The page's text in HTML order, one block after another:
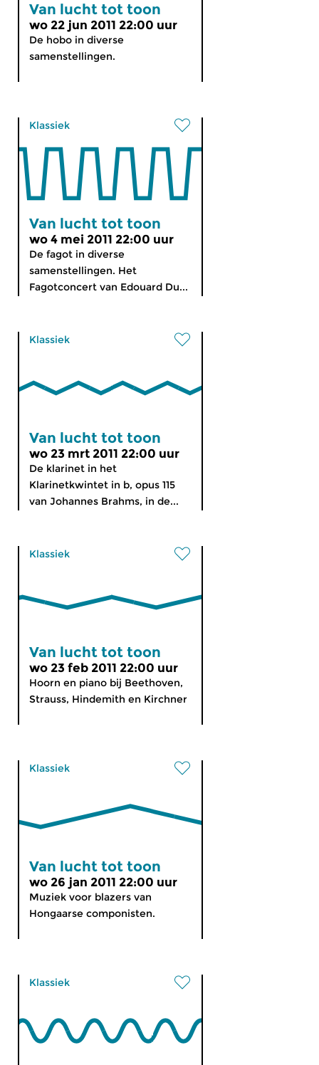
Van lucht tot toon
wo 22 jun 2011 22:00 uur
De hobo in diverse
samenstellingen.
Klassiek
Van lucht tot toon
wo 4 mei 2011 22:00 uur
De fagot in diverse
samenstellingen. Het
Fagotconcert van Edouard Du...
Klassiek
Van lucht tot toon
wo 23 mrt 2011 22:00 uur
De klarinet in het
Klarinetkwintet in b, opus 115
van Johannes Brahms, in de...
Klassiek
Van lucht tot toon
wo 23 feb 2011 22:00 uur
Hoorn en piano bij Beethoven,
Strauss, Hindemith en Kirchner
Klassiek
Van lucht tot toon
wo 26 jan 2011 22:00 uur
Muziek voor blazers van
Hongaarse componisten.
Klassiek